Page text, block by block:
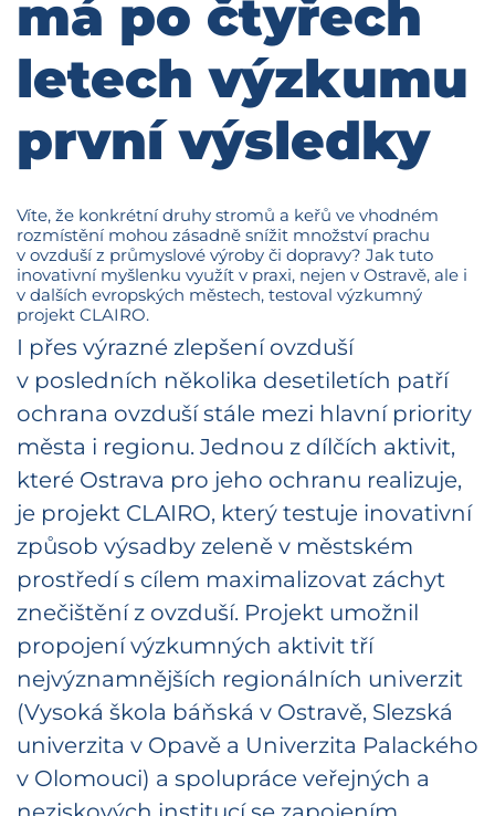
má po čtyřech
letech výzkumu
první výsledky
Víte, že konkrétní druhy stromů a keřů ve vhodném
rozmístění mohou zásadně snížit množství prachu
v ovzduší z průmyslové výroby či dopravy? Jak tuto
inovativní myšlenku využít v praxi, nejen v Ostravě, ale i
v dalších evropských městech, testoval výzkumný
projekt CLAIRO.
I přes výrazné zlepšení ovzduší
v posledních několika desetiletích patří
ochrana ovzduší stále mezi hlavní priority
města i regionu. Jednou z dílčích aktivit,
které Ostrava pro jeho ochranu realizuje,
je projekt CLAIRO, který testuje inovativní
způsob výsadby zeleně v městském
prostředí s cílem maximalizovat záchyt
znečištění z ovzduší. Projekt umožnil
propojení výzkumných aktivit tří
nejvýznamnějších regionálních univerzit
(Vysoká škola báňská v Ostravě, Slezská
univerzita v Opavě a Univerzita Palackého
v Olomouci) a spolupráce veřejných a